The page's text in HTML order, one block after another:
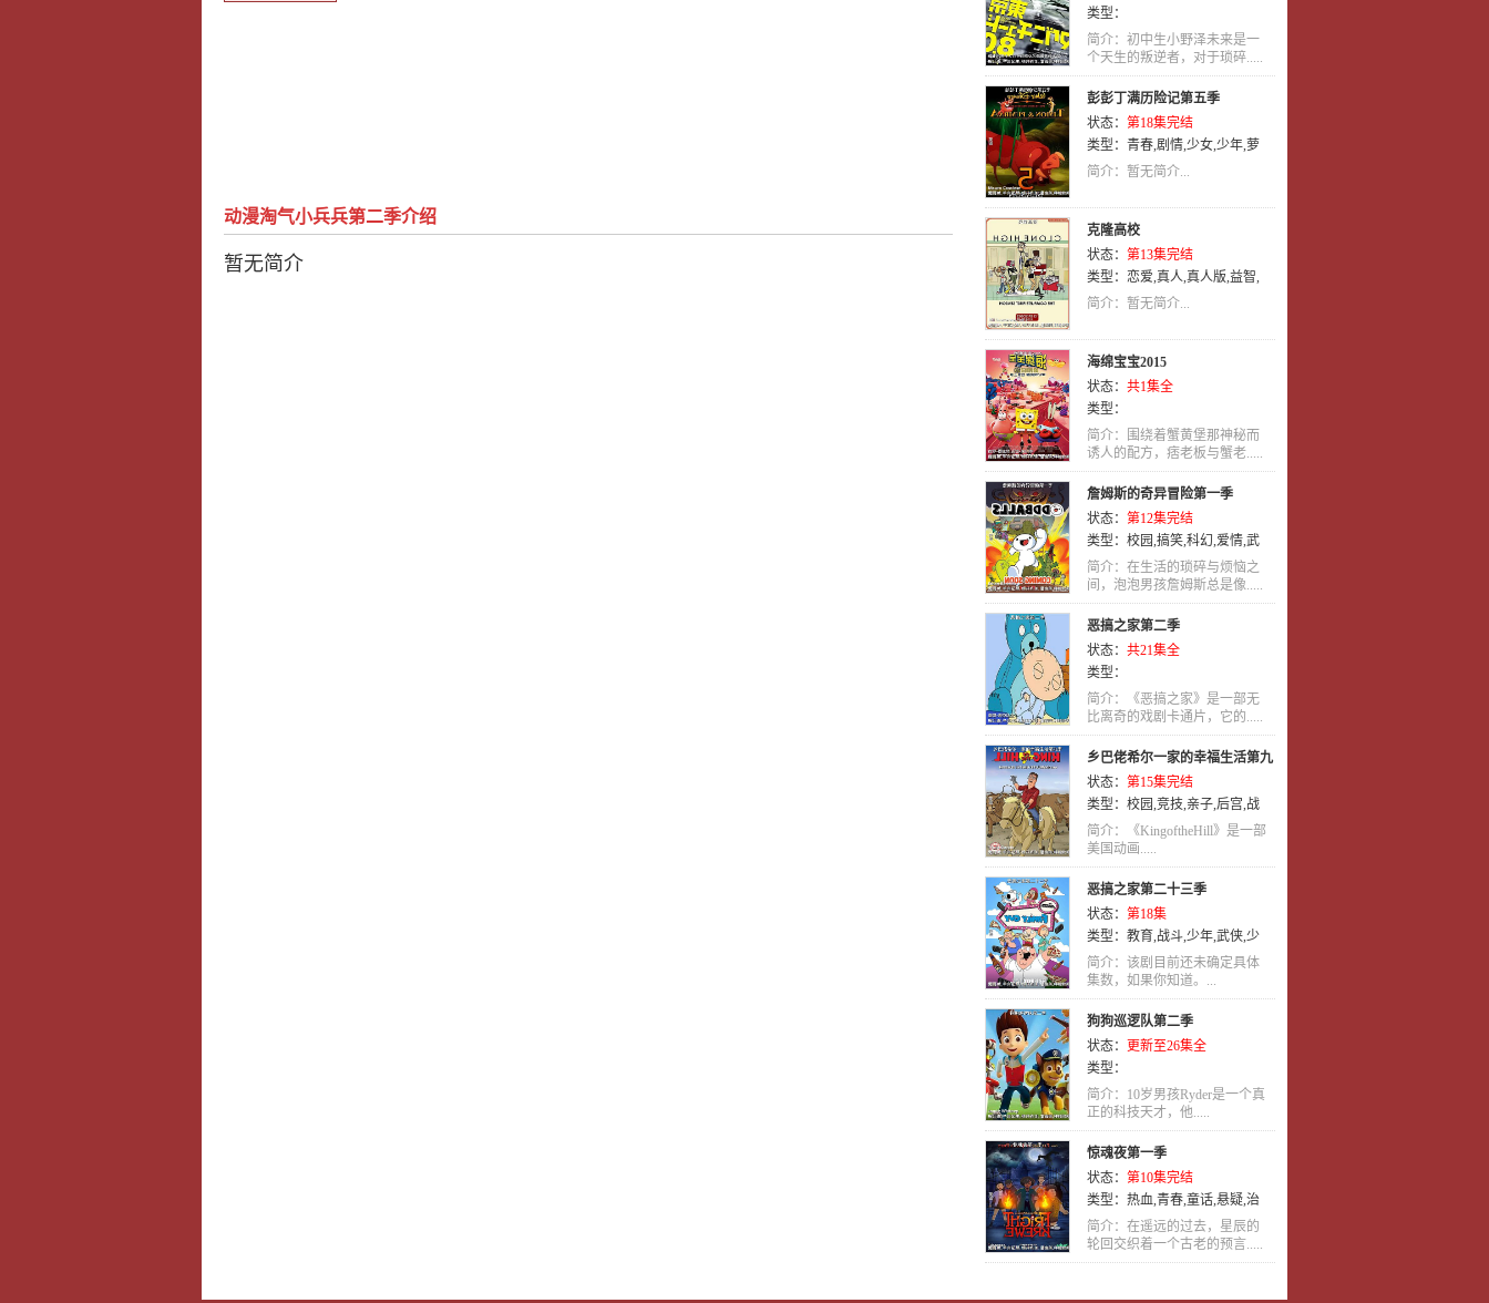
动漫淘气小兵兵第二季介绍
暂无简介
类型：
简介：初中生小野泽未来是一
个天生的叛逆者，对于琐碎.....
彭彭丁满历险记第五季
状态： 第18集完结
类型： 青春,剧情,少女,少年,萝
莉,少年爱,冒险,英语
简介：暂无简介...
克隆高校
状态： 第13集完结
类型： 恋爱,真人,真人版,益智,
同人,战斗,科幻,英语
简介：暂无简介...
海绵宝宝2015
状态： 共1集全
类型：
简介：围绕着蟹黄堡那神秘而
诱人的配方，痞老板与蟹老.....
詹姆斯的奇异冒险第一季
状态： 第12集完结
类型： 校园,搞笑,科幻,爱情,武
侠,冒险,英语,动画,喜剧
简介：在生活的琐碎与烦恼之
间，泡泡男孩詹姆斯总是像.....
恶搞之家第二季
状态： 共21集全
类型：
简介：《恶搞之家》是一部无
比离奇的戏剧卡通片，它的.....
乡巴佬希尔一家的幸福生活第九
季
状态： 第15集完结
类型： 校园,竞技,亲子,后宫,战
争,剧情 英语,动画,喜剧
简介：《KingoftheHill》是一部
美国动画.....
恶搞之家第二十三季
状态： 第18集
类型： 教育,战斗,少年,武侠,少
年爱,娱乐,历史,推理,惊悚 ,泡面
番,玄幻,英语,动画,喜剧
简介：该剧目前还未确定具体
集数，如果你知道。...
狗狗巡逻队第二季
状态： 更新至26集全
类型：
简介：10岁男孩Ryder是一个真
正的科技天才，他.....
惊魂夜第一季
状态： 第10集完结
类型： 热血,青春,童话,悬疑,治
愈,英语,动画
简介：在遥远的过去，星辰的
轮回交织着一个古老的预言.....